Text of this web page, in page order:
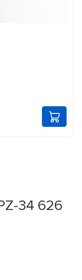
34 626